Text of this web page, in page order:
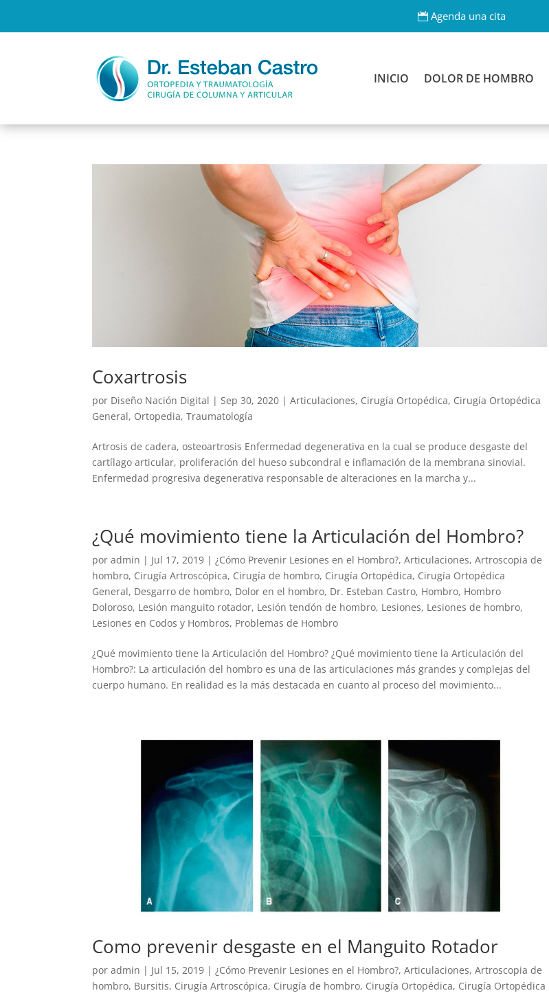
Agenda una cita
INICIO DOLOR DE HOMBRO
Coxartrosis
por Diseño Nación Digital |Sep 30, 2020 |Articulaciones, Cirugía Ortopédica, Cirugía Ortopédica
General, Ortopedia,Traumatología
Artrosis de cadera, osteoartrosis Enfermedad degenerativa en la cual se produce desgaste del
cartílago articular, proliferación del hueso subcondral e inflamación de la membrana sinovial.
Enfermedad progresiva degenerativa responsable de alteraciones en la marcha y...
¿Qué movimiento tiene la Articulación del Hombro?
poradmin | Jul 17, 2019 |¿Cómo Prevenir Lesiones en el Hombro?,Articulaciones,Artroscopia de
hombro, Cirugía Artroscópica, Cirugía de hombro, Cirugía Ortopédica, Cirugía Ortopédica
General, Desgarro de hombro, Dolor en el hombro, Dr. Esteban Castro, Hombro, Hombro
Doloroso, Lesión manguito rotador, Lesión tendón de hombro, Lesiones, Lesiones de hombro,
Lesiones en Codos y Hombros, Problemas de Hombro
¿Qué movimiento tiene la Articulación del Hombro? ¿Qué movimiento tiene la Articulación del
Hombro?: La articulación del hombro es una de las articulaciones más grandes y complejas del
cuerpo humano. En realidad es la más destacada en cuanto al proceso del movimiento...
Como prevenir desgaste en el Manguito Rotador
poradmin | Jul 15, 2019 | ¿Cómo Prevenir Lesiones en el Hombro?,Articulaciones,Artroscopia de
hombro, Bursitis, Cirugía Artroscópica, Cirugía de hombro, Cirugía Ortopédica, Cirugía Ortopédica